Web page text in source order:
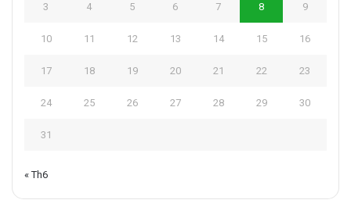
3 4 5 6 7 8 9
10 11 12 13 14 15 16
17 18 19 20 21 22 23
24 25 26 27 28 29 30
31
« Th6